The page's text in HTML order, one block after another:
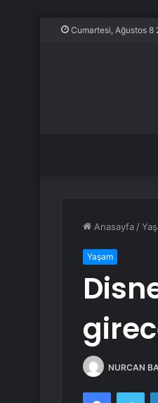
Cumartesi, Ağustos 8
Anasayfa /
Yaşam
NURCAN
Facebook